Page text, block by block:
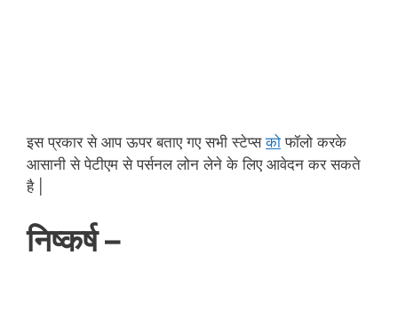
इस प्रकार से आप ऊपर बताए गए सभी स्टेप्सको फॉलो करके
आसानी से पेटीएम से पर्सनल लोन लेने के लिए आवेदन कर सकते
है |
निष्कर्ष –